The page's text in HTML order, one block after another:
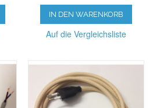
IN DEN WARENKORB
Auf die Vergleichsliste